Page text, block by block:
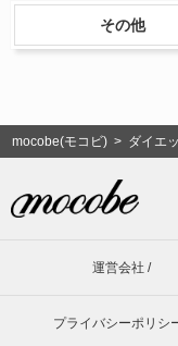
その他
mocobe(モコビ) > ダイエ
運営会社 /
プライバシーポリシ